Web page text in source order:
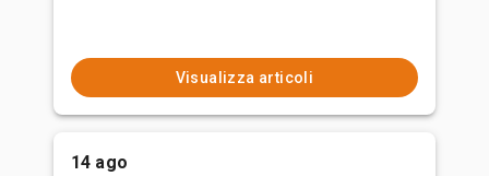
Visualizza articoli
14 ago